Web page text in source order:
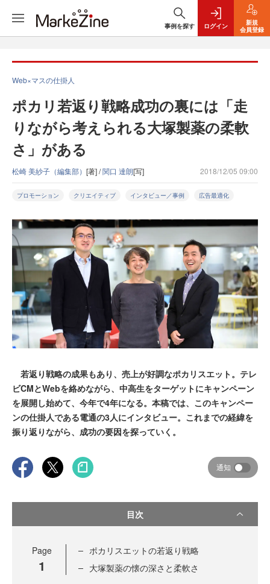
事例を探す ログイン
新規
会員登録
Web×マスの仕掛人
ポカリ若返り戦略成功の裏には「走
りながら考えられる大塚製薬の柔軟
さ」がある
松崎 美紗子（編集部） [著] /関口 達朗[写] 2018/12/05 09:00
プロモーション クリエイティブ インタビュー／事例 広告最適化
若返り戦略の成果もあり、売上が好調なポカリスエット。テレ
ビCMとWebを絡めながら、中高生をターゲットにキャンペーン
を展開し始めて、今年で4年になる。本稿では、このキャンペー
ンの仕掛人である電通の3人にインタビュー。これまでの経緯を
振り返りながら、成功の要因を探っていく。
通知
目次
Page
1
ポカリスエットの若返り戦略
大塚製薬の懐の深さと柔軟さ